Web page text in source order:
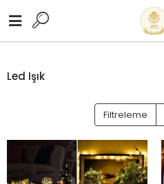
Led Işık
Filtreleme